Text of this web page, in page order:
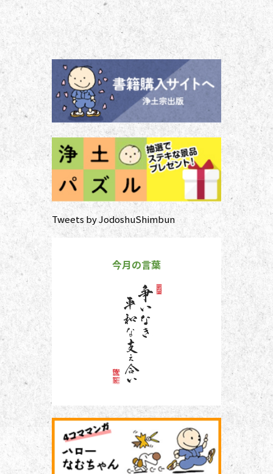
Tweets by JodoshuShimbun
今月の言葉